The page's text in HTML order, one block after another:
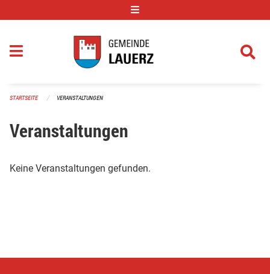
STARTSEITE VERANSTALTUNGEN
Veranstaltungen
Keine Veranstaltungen gefunden.